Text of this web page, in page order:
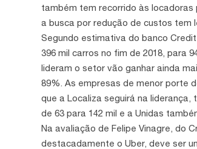
também tem recorrido às locadoras
a busca por redução de custos tem
Segundo estimativa do banco
396 mil carros no fim de 2018, para
lideram o setor vão ganhar ainda
89%. As empresas de menor porte
que a Localiza seguirá na liderança,
de 63 para 142 mil e a Unidas
Na avaliação de Felipe Vinagre, do
destacadamente o Uber, deve ser